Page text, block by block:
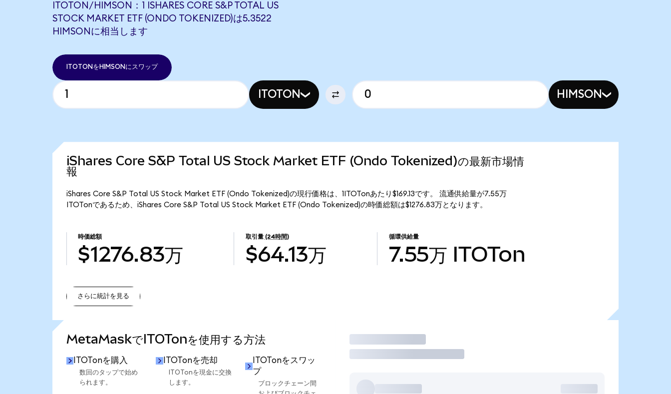
ITOTON/HIMSON：1 ISHARES CORE S&P TOTAL US
STOCK MARKET ETF (ONDO TOKENIZED)は5.3522
HIMSONに相当します
ITOTONをHIMSONにスワップ
ITOTON HIMSON
iShares Core S&P Total US Stock Market ETF (Ondo Tokenized)の最新市場情
報
iShares Core S&P Total US Stock Market ETF (Ondo Tokenized)の現行価格は、1ITOTonあたり$169.13です。 流通供給量が7.55万
ITOTonであるため、iShares Core S&P Total US Stock Market ETF (Ondo Tokenized)の時価総額は$1276.83万となります。
時価総額
$1276.83万
取引量 (24時間)
$64.13万
循環供給量
7.55万 ITOTon
さらに統計を見る
MetaMaskでITOTonを使用する方法
ITOTonを購入
数回のタップで始め
られます。
ITOTonを売却
ITOTonを現金に交換
します。
ITOTonをスワッ
プ
ブロックチェーン間
取引